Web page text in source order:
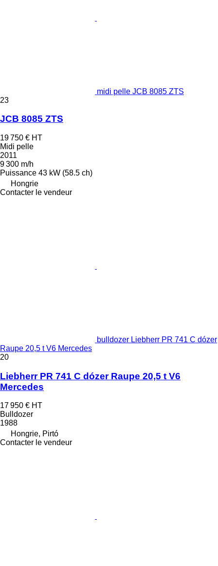
midi pelle JCB 8085 ZTS
23
JCB 8085 ZTS
19 750 € HT
Midi pelle
2011
9 300 m/h
Puissance 43 kW (58.5 ch)
Hongrie
Contacter le vendeur
bulldozer Liebherr PR 741 C dózer
Raupe 20,5 t V6 Mercedes
20
Liebherr PR 741 C dózer Raupe 20,5 t V6
Mercedes
17 950 € HT
Bulldozer
1988
Hongrie, Pirtó
Contacter le vendeur